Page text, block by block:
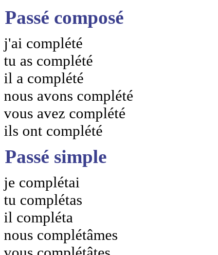
Passé composé
j'ai complété
tu as complété
il a complété
nous avons complété
vous avez complété
ils ont complété
Passé simple
je complétai
tu complétas
il compléta
nous complétâmes